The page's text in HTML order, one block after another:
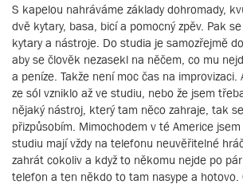
S kapelou nahráváme základy dohromady,
dvě kytary, basa, bicí a pomocný zpěv. Pak
kytary a nástroje. Do studia je samozřejmě
aby se člověk nezasekl na něčem, co mu
a peníze. Takže není moc čas na improvizaci.
ze sól vzniklo až ve studiu, nebo že jsem
nějaký nástroj, který tam něco zahraje, tak
přizpůsobím. Mimochodem v té Americe
studiu mají vždy na telefonu neuvěřitelné
zahrát cokoliv a když to někomu nejde po
telefon a ten někdo to tam nasype a hotovo.